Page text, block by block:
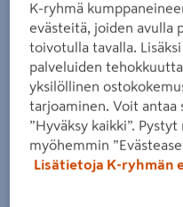
Zoomaa
K-ryhmä
evästeitä, joiden avulla
toivotulla tavalla.
palveluiden
yksilöllinen
tarjoaminen. Voit antaa
”Hyväksy kaikki”.
myöhemmin
Lisätietoja K-ryhmän